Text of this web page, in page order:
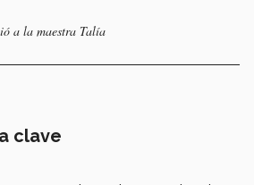
a la maestra Talía
clave